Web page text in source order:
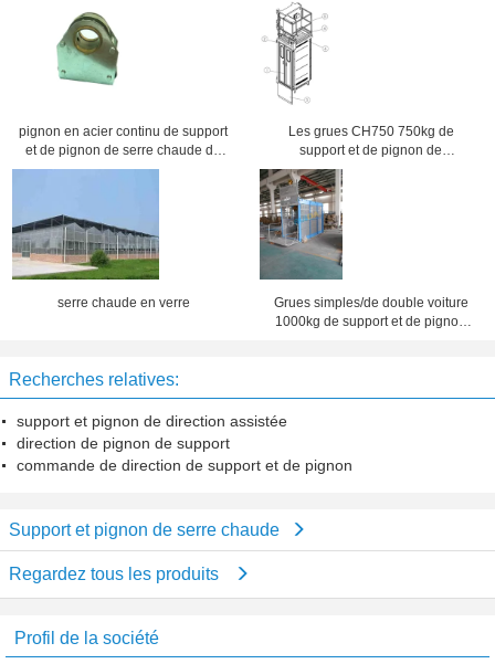
pignon en acier continu de support
et de pignon de serre chaude de
ventilation avec l'incidence
Les grues CH750 750kg de
support et de pignon de
transporteur de matériau de
construction/personnes choisissent
serre chaude en verre
Grues simples/de double voiture
1000kg de support et de pignon
Recherches relatives:
support et pignon de direction assistée
direction de pignon de support
commande de direction de support et de pignon
Support et pignon de serre chaude
Regardez tous les produits
Profil de la société